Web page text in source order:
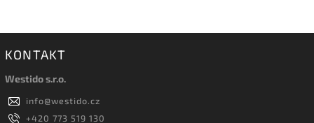
KONTAKT
Westido s.r.o.
info@westido.cz
+420 773 519 130